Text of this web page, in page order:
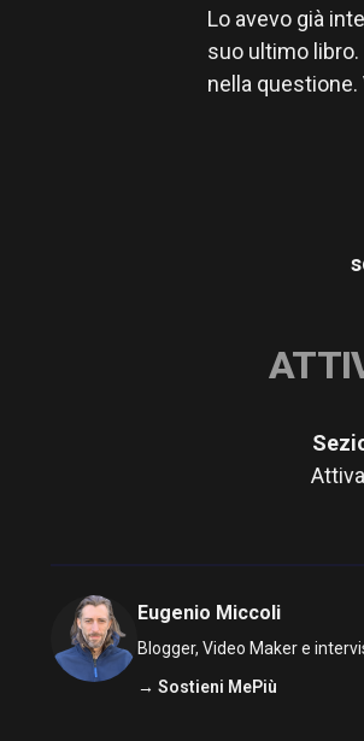
Lo avevo già
suo ultimo
nella questione.
Eugenio Miccoli
Blogger, Video Maker e
→ Sostieni MePiù